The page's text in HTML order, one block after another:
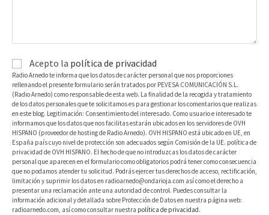
Acepto la política de privacidad
Radio Arnedo te informa que los datos de carácter personal que nos proporciones
rellenando el presente formulario serán tratados por PEVESA COMUNICACIÓN S.L.
(Radio Arnedo) como responsable de esta web. La finalidad de la recogida y tratamiento
de los datos personales que te solicitamos es para gestionar los comentarios que realizas
en este blog. Legitimación: Consentimiento del interesado. Como usuario e interesado te
informamos que los datos que nos facilitas estarán ubicados en los servidores de OVH
HISPANO (proveedor de hosting de Radio Arnedo). OVH HISPANO está ubicado en UE, en
España país cuyo nivel de protección son adecuados según Comisión de la UE. política de
privacidad de OVH HISPANO. El hecho de que no introduzcas los datos de carácter
personal que aparecen en el formulario como obligatorios podrá tener como consecuencia
que no podamos atender tu solicitud. Podrás ejercer tus derechos de acceso, rectificación,
limitación y suprimir los datos en radioarnedo@ondarioja.com así como el derecho a
presentar una reclamación ante una autoridad de control. Puedes consultar la
información adicional y detallada sobre Protección de Datos en nuestra página web:
radioarnedo.com, así como consultar nuestra política de privacidad.